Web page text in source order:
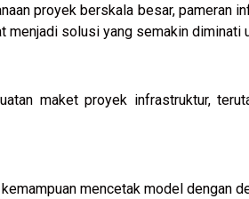
proyek berskala besar, pameran
solusi yang semakin diminati
maket proyek infrastruktur,
mencetak model dengan